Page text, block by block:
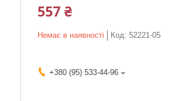
557 ₴
Немає в наявності Код: 52221-05
+380 (95) 533-44-96